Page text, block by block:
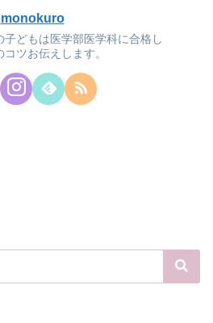
monokuro
子どもは医学部医学科に合格し
ツお伝えします。